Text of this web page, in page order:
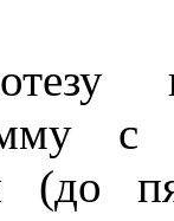
с
(до